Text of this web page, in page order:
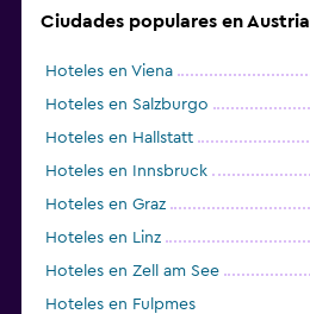
Ciudades populares en Austria
Hoteles en Viena
Hoteles en Salzburgo
Hoteles en Hallstatt
Hoteles en Innsbruck
Hoteles en Graz
Hoteles en Linz
Hoteles en Zell am See
Hoteles en Fulpmes